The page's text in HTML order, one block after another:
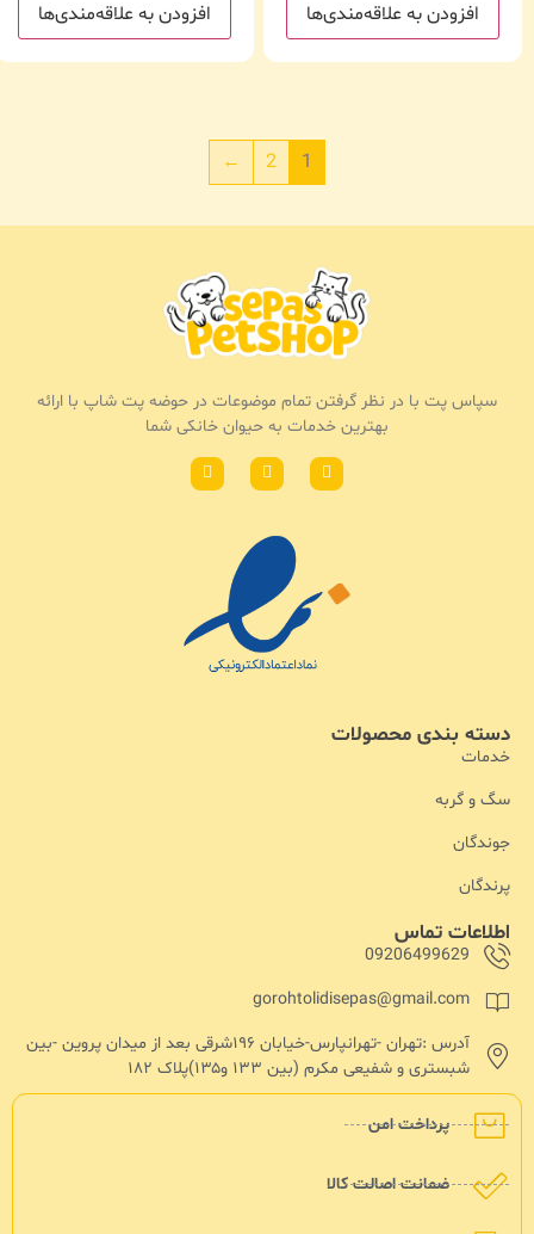
افزودن به علاقه‌مندی‌ها افزودن به علاقه‌مندی‌ها
1
2
←
پرداخت امن
ضمانت اصالت کالا
اطلاعات تماس
09206499629
gorohtolidisepas@gmail.com
آدرس :تهران -تهرانپارس-خیابان ۱۹۶شرقی بعد از میدان پروین -بین
شبستری و شفیعی مکرم (بین ۱۳۳ و۱۳۵)پلاک ۱۸۲
دسته بندی محصولات
خدمات
سگ و گربه
جوندگان
پرندگان
سپاس پت با در نظر گرفتن تمام موضوعات در حوضه پت شاپ با ارائه
بهترین خدمات به حیوان خانکی شما